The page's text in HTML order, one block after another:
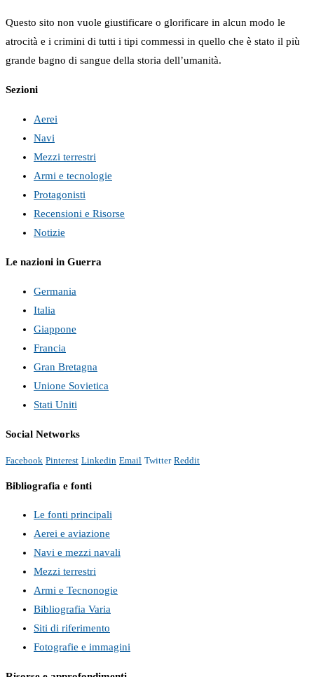
Questo sito non vuole giustificare o glorificare in alcun modo le
atrocità e i crimini di tutti i tipi commessi in quello che è stato il più
grande bagno di sangue della storia dell’umanità.
Sezioni
Aerei
Navi
Mezzi terrestri
Armi e tecnologie
Protagonisti
Recensioni e Risorse
Notizie
Le nazioni in Guerra
Germania
Italia
Giappone
Francia
Gran Bretagna
Unione Sovietica
Stati Uniti
Social Networks
Facebook Pinterest Linkedin Email Twitter Reddit
Bibliografia e fonti
Le fonti principali
Aerei e aviazione
Navi e mezzi navali
Mezzi terrestri
Armi e Tecnonogie
Bibliografia Varia
Siti di riferimento
Fotografie e immagini